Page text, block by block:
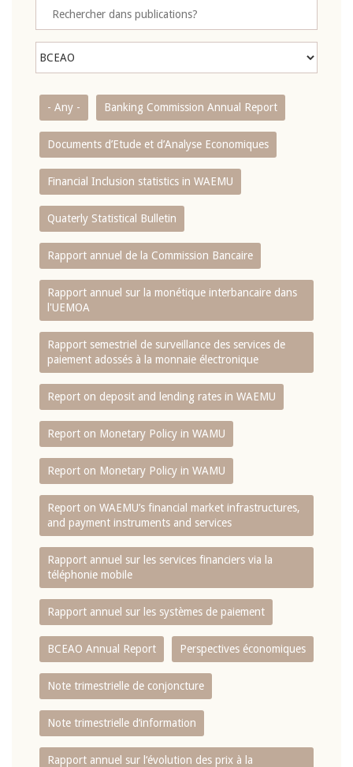
- Any - Banking Commission Annual Report
Documents d’Etude et d’Analyse Economiques
Financial Inclusion statistics in WAEMU
Quaterly Statistical Bulletin
Rapport annuel de la Commission Bancaire
Rapport annuel sur la monétique interbancaire dans
l'UEMOA
Rapport semestriel de surveillance des services de
paiement adossés à la monnaie électronique
Report on deposit and lending rates in WAEMU
Report on Monetary Policy in WAMU
Report on Monetary Policy in WAMU
Report on WAEMU’s financial market infrastructures,
and payment instruments and services
Rapport annuel sur les services financiers via la
téléphonie mobile
Rapport annuel sur les systèmes de paiement
BCEAO Annual Report Perspectives économiques
Note trimestrielle de conjoncture
Note trimestrielle d‘information
Rapport annuel sur l‘évolution des prix à la